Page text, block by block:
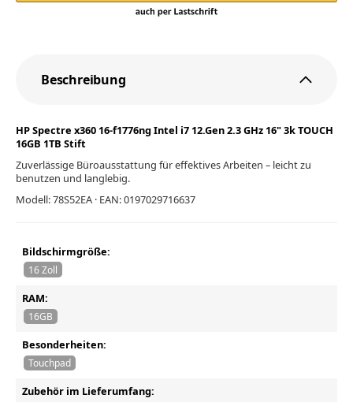
Beschreibung
HP Spectre x360 16-f1776ng Intel i7 12.Gen 2.3 GHz 16" 3k TOUCH
16GB 1TB Stift
Zuverlässige Büroausstattung für effektives Arbeiten – leicht zu
benutzen und langlebig.
Modell: 78S52EA · EAN: 0197029716637
Bildschirmgröße:
16 Zoll
RAM:
16GB
Besonderheiten:
Touchpad
Zubehör im Lieferumfang: